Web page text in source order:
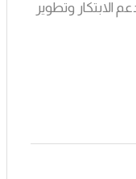
الابتكار وتطوير